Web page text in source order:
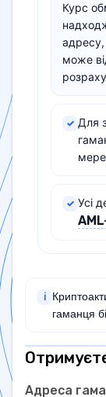
Курс
адресу,
може
✓ Для
✓ Усі
ℹ
гаманця
Адреса